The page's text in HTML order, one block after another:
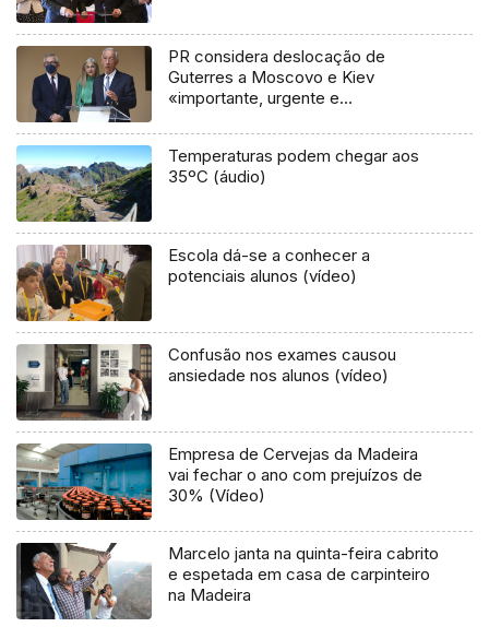
PR considera deslocação de
Guterres a Moscovo e Kiev
«importante, urgente e
Temperaturas podem chegar aos
35ºC (áudio)
Escola dá-se a conhecer a
potenciais alunos (vídeo)
Confusão nos exames causou
ansiedade nos alunos (vídeo)
Empresa de Cervejas da Madeira
vai fechar o ano com prejuízos de
30% (Vídeo)
Marcelo janta na quinta-feira cabrito
e espetada em casa de carpinteiro
na Madeira